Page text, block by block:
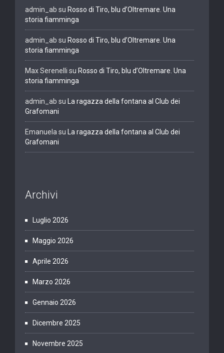
admin_ab su Rosso di Tiro, blu d’Oltremare. Una
storia fiamminga
admin_ab su Rosso di Tiro, blu d’Oltremare. Una
storia fiamminga
Max Serenelli su Rosso di Tiro, blu d’Oltremare. Una
storia fiamminga
admin_ab su
La ragazza della fontana al Club dei
Grafomani
Emanuela su
La ragazza della fontana al Club dei
Grafomani
Archivi
Luglio 2026
Maggio 2026
Aprile 2026
Marzo 2026
Gennaio 2026
Dicembre 2025
Novembre 2025